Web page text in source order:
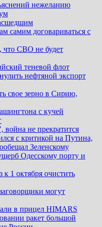
нежеланию
самим договариваться с
что СВО не будет
теневой флот
нефтяной экспорт
свое зерно в Сирию,
с кучей
не прекратится
с критикой на Путина,
Зеленскому
Одесскому порту и
1 октября очистить
могут
в прицел HIMARS
ракет большой